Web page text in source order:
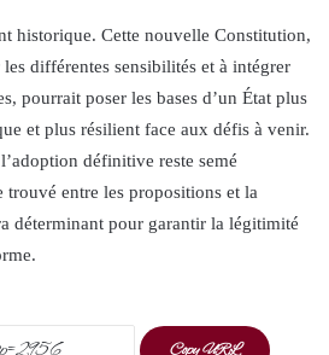
historique. Cette nouvelle Constitution,
différentes sensibilités et à intégrer
pourrait poser les bases d’un État plus
et plus résilient face aux défis à venir.
définitive reste semé
trouvé entre les propositions et la
déterminant pour garantir la légitimité
Copy URL